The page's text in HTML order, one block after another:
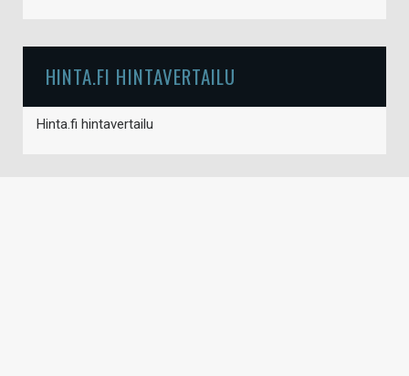
HINTA.FI HINTAVERTAILU
Hinta.fi hintavertailu